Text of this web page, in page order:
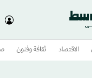
الاقتصاد ثقافة وفنون